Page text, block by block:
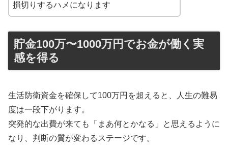
損切りするハメになります
貯金100万〜1000万円でお金が働く実
感を得る
生活防衛資金を確保して100万円を超えると、人生の難易
度は一段下がります。
突発的な出費が来ても「まあ何とかなる」と思えるように
なり、判断の質が変わるステージです。